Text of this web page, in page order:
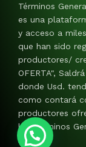
Términos
es una
y acceso a
que han sido
productores/
OFERTA",
donde Usd.
como contará
productores
los Términos
AQUI.